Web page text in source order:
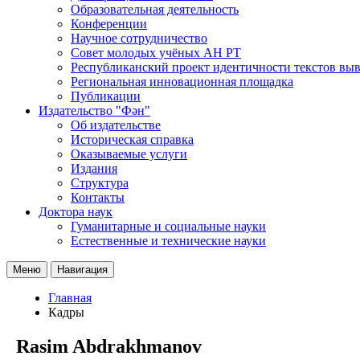
Образовательная деятельность
Конференции
Научное сотрудничество
Совет молодых учёных АН РТ
Республиканский проект идентичности текстов
Региональная инновационная площадка
Публикации
Издательство "Фән"
Об издательстве
Историческая справка
Оказываемые услуги
Издания
Структура
Контакты
Доктора наук
Гуманитарные и социальные науки
Естественные и технические науки
Меню Навигация
Главная
Кадры
Rasim Abdrakhmanov